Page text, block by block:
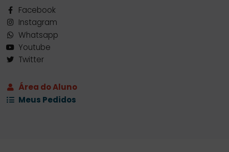
Facebook
Instagram
Whatsapp
Youtube
Twitter
Área do Aluno
Meus Pedidos